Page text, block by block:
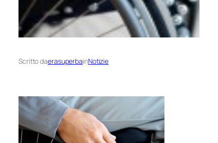
Scritto daerasuperbainNotizie